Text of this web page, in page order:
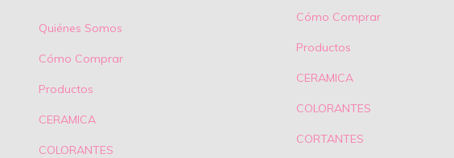
Quiénes Somos
Cómo Comprar
Productos
CERAMICA
COLORANTES
Cómo Comprar
Productos
CERAMICA
COLORANTES
CORTANTES